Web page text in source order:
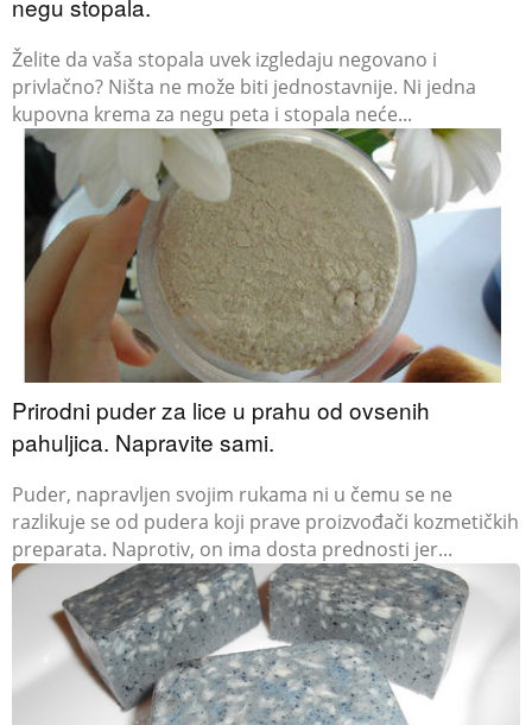
negu stopala.
Želite da vaša stopala uvek izgledaju negovano i
privlačno? Ništa ne može biti jednostavnije. Ni jedna
kupovna krema za negu peta i stopala neće...
Prirodni puder za lice u prahu od ovsenih
pahuljica. Napravite sami.
Puder, napravljen svojim rukama ni u čemu se ne
razlikuje se od pudera koji prave proizvođači kozmetičkih
preparata. Naprotiv, on ima dosta prednosti jer...